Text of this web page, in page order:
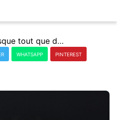
C'est presque tout que de savoir lire.
WHATSAPP PINTEREST